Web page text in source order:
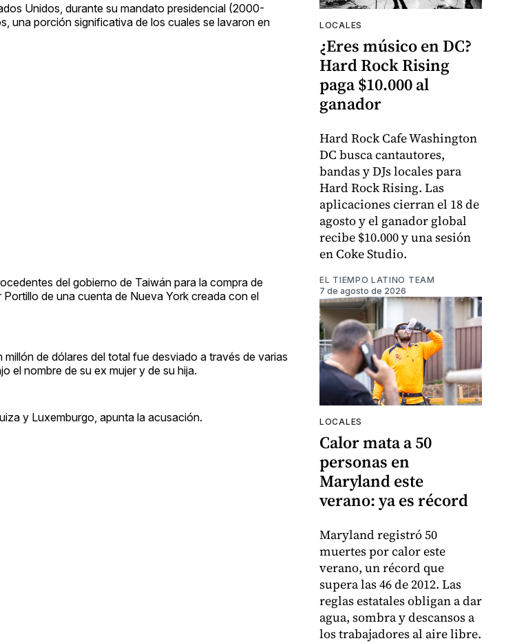
Unidos, durante su mandato presidencial (2000-
una porción significativa de los cuales se lavaron en
del gobierno de Taiwán para la compra de
de una cuenta de Nueva York creada con el
de dólares del total fue desviado a través de varias
el nombre de su ex mujer y de su hija.
y Luxemburgo, apunta la acusación.
LOCALES
¿Eres músico en DC?
Hard Rock Rising
paga $10.000 al
ganador
Hard Rock Cafe Washington
DC busca cantautores,
bandas y DJs locales para
Hard Rock Rising. Las
aplicaciones cierran el 18 de
agosto y el ganador global
recibe $10.000 y una sesión
en Coke Studio.
EL TIEMPO LATINO TEAM
7 de agosto de 2026
LOCALES
Calor mata a 50
personas en
Maryland este
verano: ya es récord
Maryland registró 50
muertes por calor este
verano, un récord que
supera las 46 de 2012. Las
reglas estatales obligan a dar
agua, sombra y descansos a
los trabajadores al aire libre.